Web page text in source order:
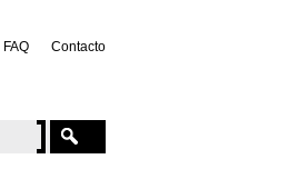
FAQ Contacto